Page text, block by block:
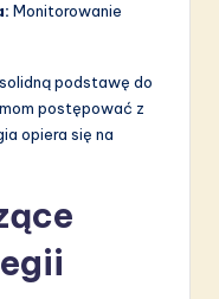
Monitorowanie
podstawę do
postępować z
opiera się na